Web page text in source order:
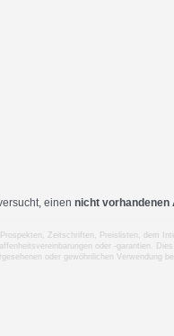
einen nicht vorhandenen
Zeitschriften, Preislisten, dem
oder -garantien.
oder gewöhnlichen Verwendung